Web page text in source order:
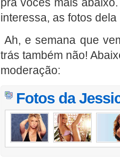
interessa, as fotos
Ah, e semana que
trás também não!
moderação:
Fotos da